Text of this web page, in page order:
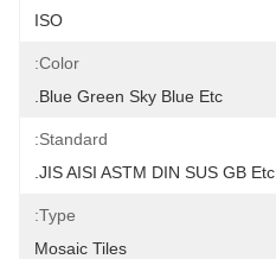
ISO
Color:
Blue Green Sky Blue Etc.
Standard:
JIS AISI ASTM DIN SUS GB Etc.
Type:
Mosaic Tiles